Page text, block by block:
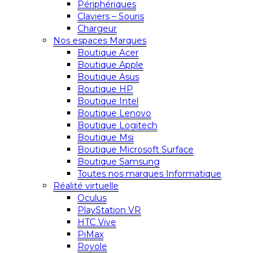
Périphériques
Claviers – Souris
Chargeur
Nos espaces Marques
Boutique Acer
Boutique Apple
Boutique Asus
Boutique HP
Boutique Intel
Boutique Lenovo
Boutique Logitech
Boutique Msi
Boutique Microsoft Surface
Boutique Samsung
Toutes nos marques Informatique
Réalité virtuelle
Oculus
PlayStation VR
HTC Vive
PiMax
Royole